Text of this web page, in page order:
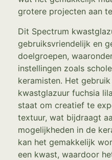
grotere projecten aan
Dit Spectrum
gebruiksvriendelijk en
doelgroepen,
instellingen zoals
keramisten. Het
kwastglazuur fuchsia
staat om creatief te
textuur, wat bijdraagt
mogelijkheden in de
kan het gemakkelijk
een kwast, waardoor